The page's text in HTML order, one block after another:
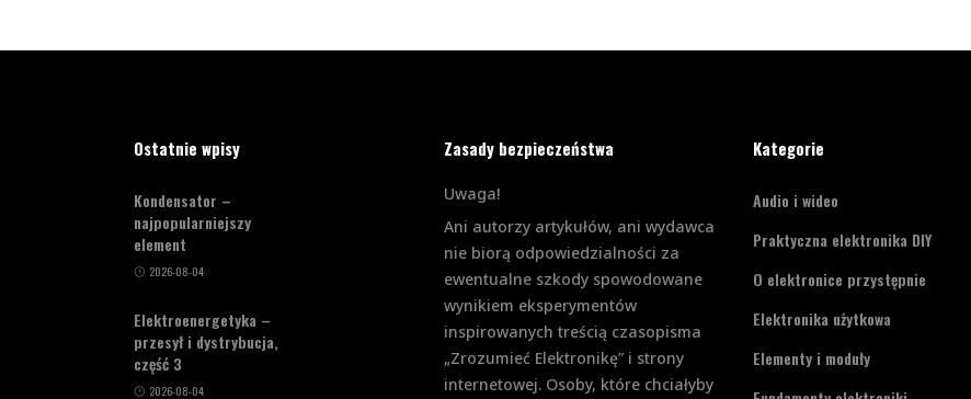
Ostatnie wpisy
Kondensator –
najpopularniejszy
element
2026-08-04
Elektroenergetyka –
przesył i dystrybucja,
część 3
2026-08-04
Zasady bezpieczeństwa
Uwaga!
Ani autorzy artykułów, ani wydawca
nie biorą odpowiedzialności za
ewentualne szkody spowodowane
wynikiem eksperymentów
inspirowanych treścią czasopisma
„Zrozumieć Elektronikę” i strony
internetowej. Osoby, które chciałyby
Kategorie
Audio i wideo
Praktyczna elektronika DIY
O elektronice przystępnie
Elektronika użytkowa
Elementy i moduły